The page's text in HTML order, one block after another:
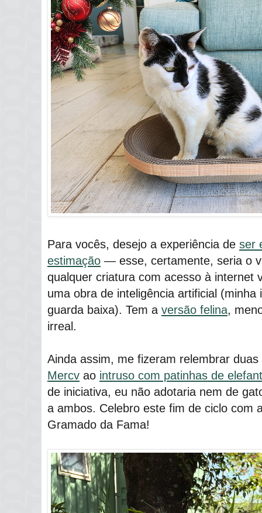
Para vocês, desejo a experiência de ser
estimação ― esse, certamente, seria o
qualquer criatura com acesso à internet
uma obra de inteligência artificial
guarda baixa). Tem a versão felina,
irreal.
Ainda assim, me fizeram relembrar
Mercv ao intruso com patinhas de
de iniciativa, eu não adotaria nem de
a ambos. Celebro este fim de ciclo com
Gramado da Fama!